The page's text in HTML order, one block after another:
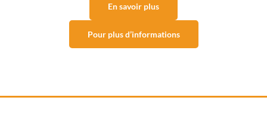
En savoir plus
Pour plus d’informations